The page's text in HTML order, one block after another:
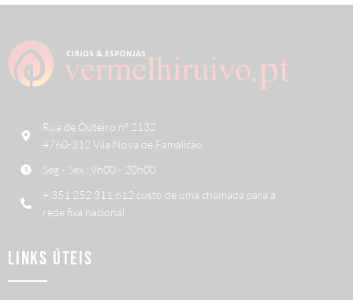
Rua de Outeiro nº 2132
4760-312 Vila Nova de Famalicão
Seg - Sex : 9h00 - 20h00
+ 351 252 311 612 custo de uma chamada para a
rede fixa nacional
LINKS ÚTEIS